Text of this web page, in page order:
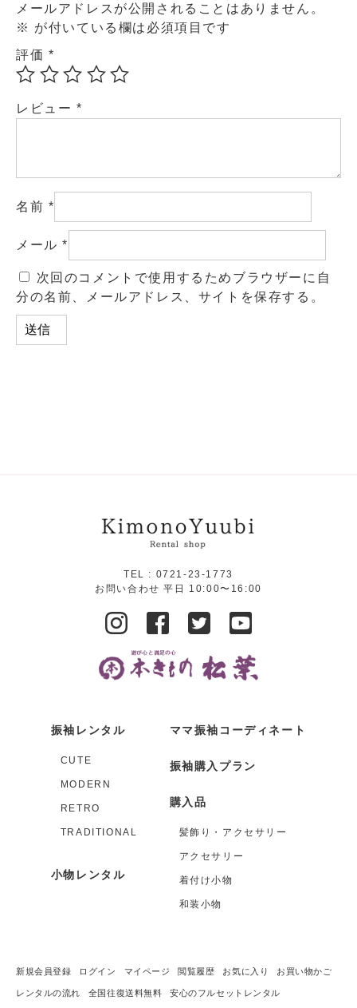
メールアドレスが公開されることはありません。
※ が付いている欄は必須項目です
評価 *
レビュー *
名前 *
メール*
次回のコメントで使用するためブラウザーに自
分の名前、メールアドレス、サイトを保存する。
TEL : 0721-23-1773
お問い合わせ 平日 10:00〜16:00
振袖レンタル
CUTE
MODERN
RETRO
TRADITIONAL
小物レンタル
ママ振袖コーディネート
振袖購入プラン
購入品
髪飾り・アクセサリー
アクセサリー
着付け小物
和装小物
新規会員登録 ログイン マイページ 閲覧履歴 お気に入り お買い物かご
レンタルの流れ 全国往復送料無料 安心のフルセットレンタル